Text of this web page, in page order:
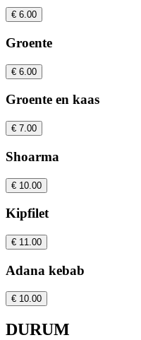
€ 6.00
Groente
€ 6.00
Groente en kaas
€ 7.00
Shoarma
€ 10.00
Kipfilet
€ 11.00
Adana kebab
€ 10.00
DURUM